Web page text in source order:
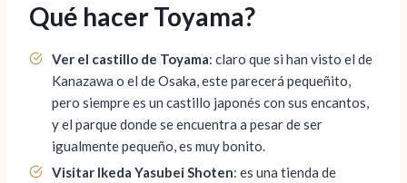
Qué hacer Toyama?
Ver el castillo de Toyama: claro que si han visto el de
Kanazawa o el de Osaka, este parecerá pequeñito,
pero siempre es un castillo japonés con sus encantos,
y el parque donde se encuentra a pesar de ser
igualmente pequeño, es muy bonito.
Visitar Ikeda Yasubei Shoten: es una tienda de